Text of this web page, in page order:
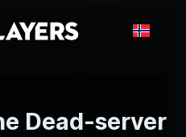
Dead-server